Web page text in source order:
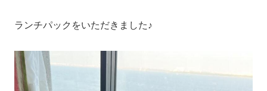
ランチパックをいただきました♪